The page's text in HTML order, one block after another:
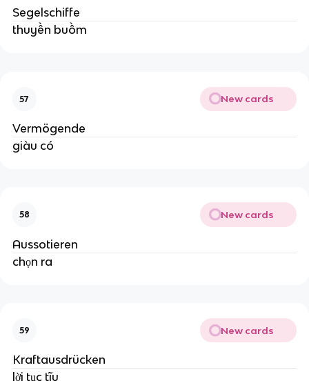
Segelschiffe
thuyền buồm
57 New cards
Vermögende
giàu có
58 New cards
Aussotieren
chọn ra
59 New cards
Kraftausdrücken
lời tục tĩu